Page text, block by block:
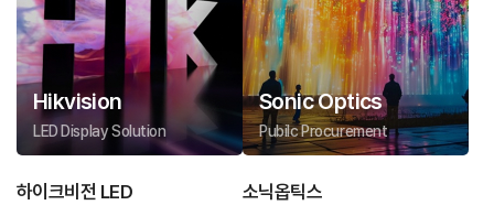
Hikvision
LED Display Solution
하이크비전 LED
Sonic Optics
Pubilc Procurement
소닉옵틱스